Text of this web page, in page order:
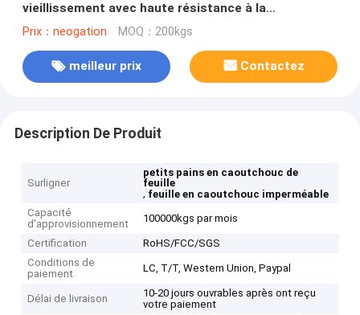
vieillissement avec haute résistance à la
température et aux acides et alcalis pour usage
Prix：neogation MOQ：200kgs
meilleur prix Contactez
Description De Produit
Surligner
petits pains en caoutchouc de
feuille
, feuille en caoutchouc imperméable
Capacité
d'approvisionnement
100000kgs par mois
Certification
RoHS/FCC/SGS
Conditions de
paiement
LC, T/T, Western Union, Paypal
Délai de livraison
10-20 jours ouvrables après ont reçu
votre paiement